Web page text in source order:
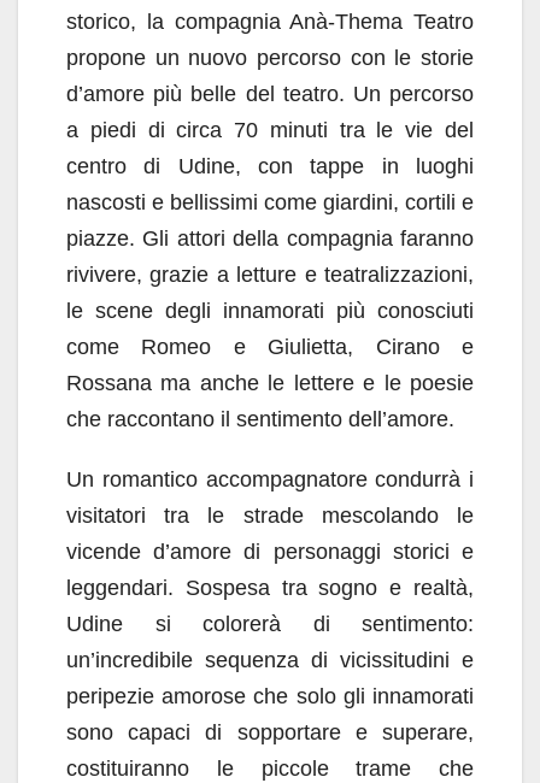
storico, la compagnia Anà-Thema Teatro
propone un nuovo percorso con le storie
d’amore più belle del teatro. Un percorso
a piedi di circa 70 minuti tra le vie del
centro di Udine, con tappe in luoghi
nascosti e bellissimi come giardini, cortili e
piazze. Gli attori della compagnia faranno
rivivere, grazie a letture e teatralizzazioni,
le scene degli innamorati più conosciuti
come Romeo e Giulietta, Cirano e
Rossana ma anche le lettere e le poesie
che raccontano il sentimento dell’amore.
Un romantico accompagnatore condurrà i
visitatori tra le strade mescolando le
vicende d’amore di personaggi storici e
leggendari. Sospesa tra sogno e realtà,
Udine si colorerà di sentimento:
un’incredibile sequenza di vicissitudini e
peripezie amorose che solo gli innamorati
sono capaci di sopportare e superare,
costituiranno le piccole trame che